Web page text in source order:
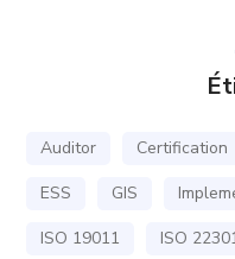
Auditor Certification
ESS
GIS
ISO 19011
ISO